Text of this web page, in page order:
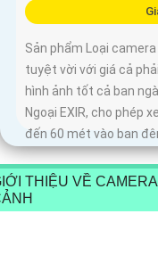
Sản phẩm Loại
tuyệt vời với giá cả
hình ảnh tốt cả ban
Ngoại EXIR, cho phép
đến 60 mét vào ban
THIỆU VỀ